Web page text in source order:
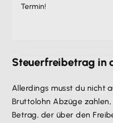
Termin!
Steuerfreibetrag in
Allerdings musst du nicht
Bruttolohn Abzüge
Betrag, der über den